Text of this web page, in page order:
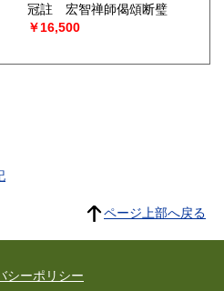
冠註 宏智禅師偈頌断璧
￥16,500
ページ上部へ戻る
シーポリシー